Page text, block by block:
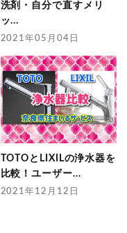
洗剤・自分で直すメリ
ッ...
2021年05月04日
TOTOとLIXILの浄水器を
比較！ユーザー...
2021年12月12日